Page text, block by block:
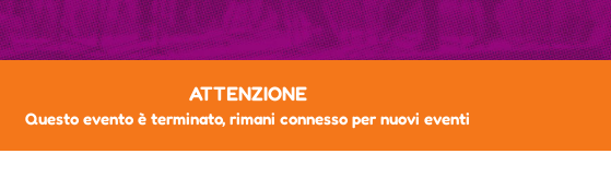
ATTENZIONE
Questo evento è terminato, rimani connesso per nuovi eventi